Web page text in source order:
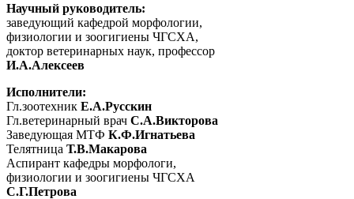
Научный руководитель:
заведующий кафедрой морфологии,
физиологии и зоогигиены ЧГСХА,
доктор ветеринарных наук, профессор
И.А.Алексеев
Исполнители:
Гл.зоотехник Е.А.Русскин
Гл.ветеринарный врач С.А.Викторова
Заведующая МТФ К.Ф.Игнатьева
Телятница Т.В.Макарова
Аспирант кафедры морфологи,
физиологии и зоогигиены ЧГСХА
С.Г.Петрова